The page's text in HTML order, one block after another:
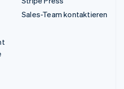
Sales-Team kontaktieren